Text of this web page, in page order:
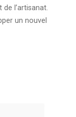
l’artisanat.
un nouvel